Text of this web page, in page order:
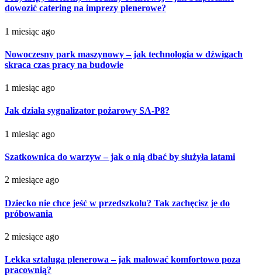
dowozić catering na imprezy plenerowe?
1 miesiąc ago
Nowoczesny park maszynowy – jak technologia w dźwigach
skraca czas pracy na budowie
1 miesiąc ago
Jak działa sygnalizator pożarowy SA-P8?
1 miesiąc ago
Szatkownica do warzyw – jak o nią dbać by służyła latami
2 miesiące ago
Dziecko nie chce jeść w przedszkolu? Tak zachęcisz je do
próbowania
2 miesiące ago
Lekka sztaluga plenerowa – jak malować komfortowo poza
pracownią?